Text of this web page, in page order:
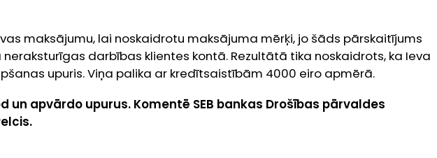
maksājumu, lai noskaidrotu maksājuma mērķi, jo šāds pārskaitījums
darbības klientes kontā. Rezultātā tika noskaidrots, ka Ieva
upuris. Viņa palika ar kredītsaistībām 4000 eiro apmērā.
un apvārdo upurus. Komentē SEB bankas Drošības pārvaldes